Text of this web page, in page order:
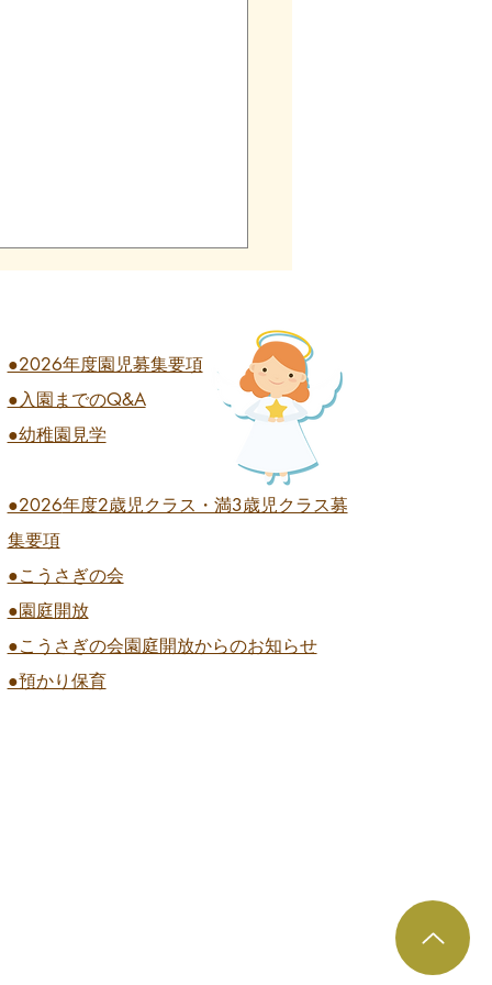
式 全学年
●2026年度園児募集要項
●入園までのQ&A
●幼稚園見学
●2026年度2歳児クラス・満3歳児クラス募
集要項
●こうさぎの会
●園庭開放
●こうさぎの会園庭開放からのお知らせ
●預かり保育